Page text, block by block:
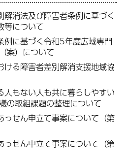
消法及び障害者条例に基づく
等について
例に基づく令和5年度広域専門
案）について
る障害者差別解消支援地域協
もない人も共に暮らしやすい
の取組課題の整理について
せん申立て事案について（第
せん申立て事案について（第